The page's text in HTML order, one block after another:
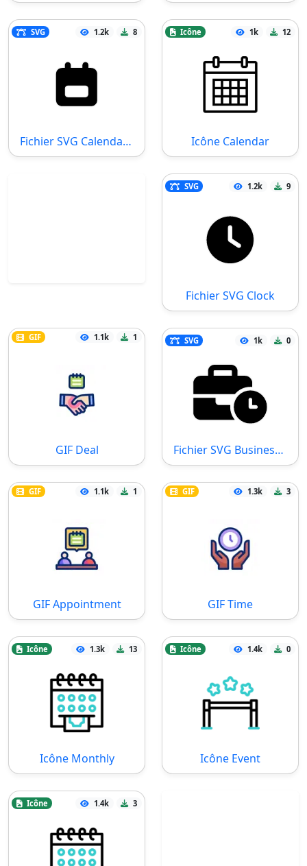
SVG 1.2k 8
Fichier SVG Calendar Week
Icône 1k 12
Icône Calendar
SVG 1.2k 9
Fichier SVG Clock
GIF 1.1k 1
GIF Deal
SVG 1k 0
Fichier SVG Business Time
GIF 1.1k 1
GIF Appointment
GIF 1.3k 3
GIF Time
Icône 1.3k 13
Icône Monthly
Icône 1.4k 0
Icône Event
Icône 1.4k 3